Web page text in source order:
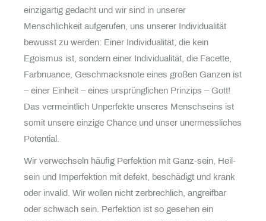
einzigartig gedacht und wir sind in unserer
Menschlichkeit aufgerufen, uns unserer Individualität
bewusst zu werden: Einer Individualität, die kein
Egoismus ist, sondern einer Individualität, die Facette,
Farbnuance, Geschmacksnote eines großen Ganzen ist
– einer Einheit – eines ursprünglichen Prinzips – Gott!
Das vermeintlich Unperfekte unseres Menschseins ist
somit unsere einzige Chance und unser unermessliches
Potential.
Wir verwechseln häufig Perfektion mit Ganz-sein, Heil-
sein und Imperfektion mit defekt, beschädigt und krank
oder invalid. Wir wollen nicht zerbrechlich, angreifbar
oder schwach sein. Perfektion ist so gesehen ein